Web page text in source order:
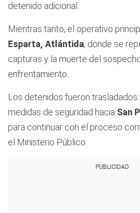
detenido adicional.
Mientras tanto, el operativo
Esparta, Atlántida, donde se
capturas y la muerte del
enfrentamiento.
Los detenidos fueron
medidas de seguridad hacia San
para continuar con el proceso
el Ministerio Público.
PUBLICIDAD